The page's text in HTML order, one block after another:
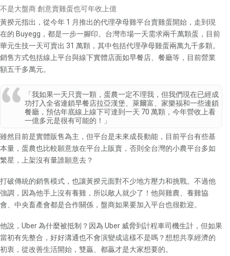
不是大盤商 創意賣雞蛋也可年收上億
黃揆元指出，從今年 1 月推出的代理孕母雞平台賣雞蛋開始，走到現
在的 Buyegg，都是一步一腳印。台灣市場一天需求兩千萬顆蛋，目前
華元生技一天可賣出 31 萬顆，其中包括代理孕母雞蛋兩萬九千多顆。
銷售方式包括線上平台與線下實體店面如早餐店、餐廳等，目前營業
額五千多萬元。
「我如果一天只賣一顆，蛋農一定不理我，但我們現在已經成
功打入全省連鎖早餐店拉亞漢堡、萊爾富、家樂福和一些連鎖
餐廳，預估年底線上線下可達到一天 70 萬顆，今年營收上看
一億多元是很有可能的！」
雖然目前是實體販售為主，但平台是未來成長動能，目前平台有些基
本量，蛋農也比較願意放在平台上販賣，否則全台灣的小農平台多如
繁星，上架沒有量誰願意去？
打破傳統的銷售模式，也讓黃揆元面對不少地方壓力和挑戰。不過他
強調，因為他手上沒有養雞，所以敵人就少了！他與雞農、養雞協
會、中央畜產會都是合作關係，盤商如果要加入平台也很歡迎。
他說，Uber 為什麼被抵制？因為 Uber 威脅到計程車司機生計，但如果
當初有先整合，好好溝通也不會演變成這樣不是嗎？想想共享經濟的
初衷，從改善生活開始，雙贏、都贏才是大家想要的。